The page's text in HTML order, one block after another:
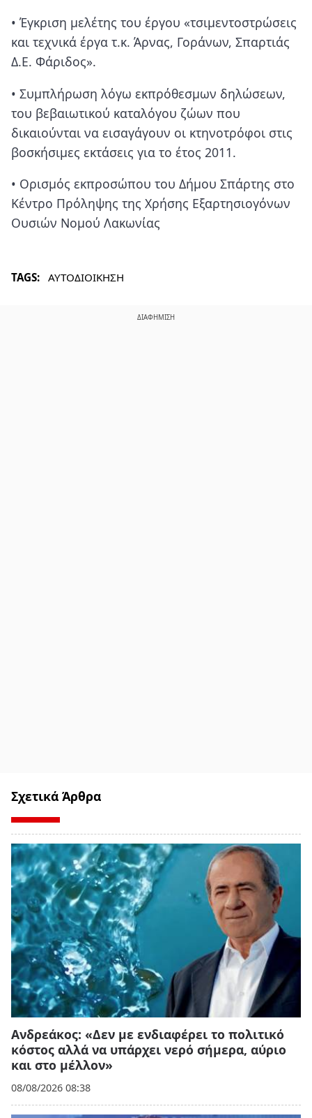
• Έγκριση μελέτης του έργου «τσιμεντοστρώσεις
και τεχνικά έργα τ.κ. Άρνας, Γοράνων, Σπαρτιάς
Δ.Ε. Φάριδος».
• Συμπλήρωση λόγω εκπρόθεσμων δηλώσεων,
του βεβαιωτικού καταλόγου ζώων που
δικαιούνται να εισαγάγουν οι κτηνοτρόφοι στις
βοσκήσιμες εκτάσεις για το έτος 2011.
• Ορισμός εκπροσώπου του Δήμου Σπάρτης στο
Κέντρο Πρόληψης της Χρήσης Εξαρτησιογόνων
Ουσιών Νομού Λακωνίας
TAGS: ΑΥΤΟΔΙΟΙΚΗΣΗ
Σχετικά Άρθρα
Ανδρεάκος: «Δεν με ενδιαφέρει το πολιτικό
κόστος αλλά να υπάρχει νερό σήμερα, αύριο
και στο μέλλον»
08/08/2026 08:38